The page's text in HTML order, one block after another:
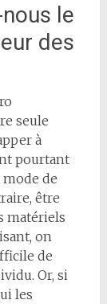
le
des
seule
à
pourtant
de
être
matériels
on
de
Or, si
les